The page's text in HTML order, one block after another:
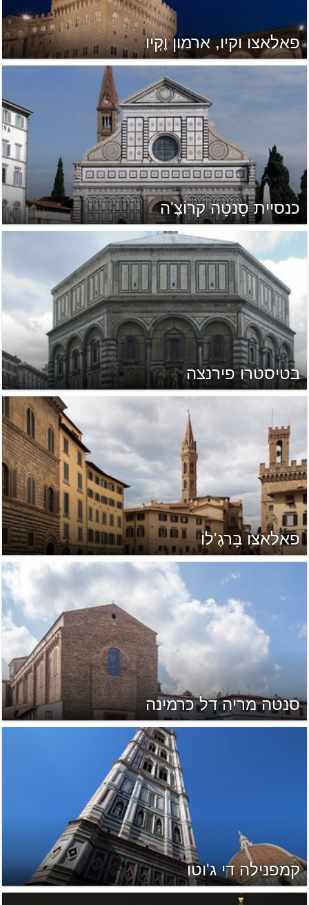
פאלאצו וקיו, ארמון וֶקְיו
כנסיית סָנטָה קרוֹצֶ'ה
בטיסטרו פירנצה
פאלאצו בָּרגֶ'לוֹ
סנטה מריה דל כרמינה
קמפנילה די ג'וטו